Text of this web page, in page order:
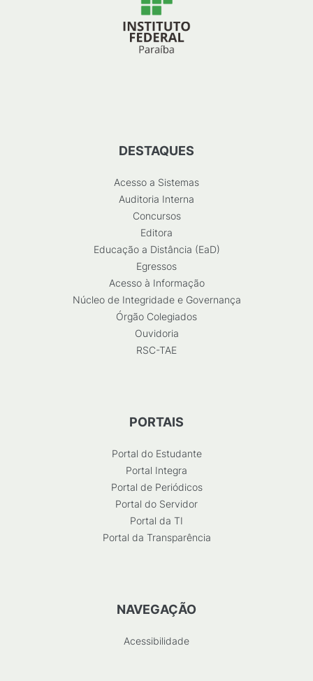
DESTAQUES
Acesso a Sistemas
Auditoria Interna
Concursos
Editora
Educação a Distância (EaD)
Egressos
Acesso à Informação
Núcleo de Integridade e Governança
Órgão Colegiados
Ouvidoria
RSC-TAE
PORTAIS
Portal do Estudante
Portal Integra
Portal de Periódicos
Portal do Servidor
Portal da TI
Portal da Transparência
NAVEGAÇÃO
Acessibilidade